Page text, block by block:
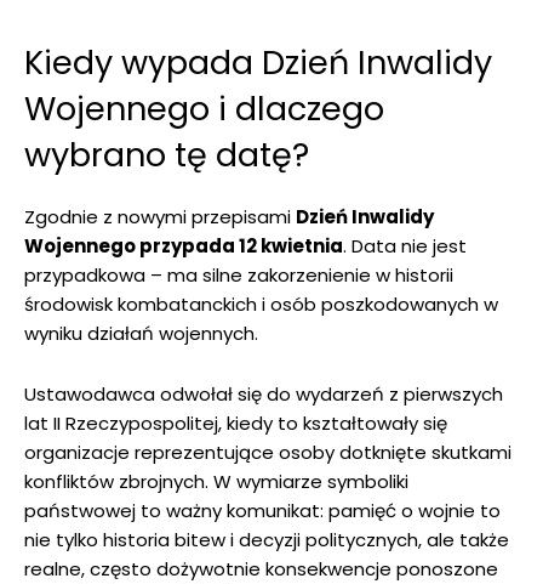
Kiedy wypada Dzień Inwalidy
Wojennego i dlaczego
wybrano tę datę?
Zgodnie z nowymi przepisami Dzień Inwalidy
Wojennego przypada 12 kwietnia. Data nie jest
przypadkowa – ma silne zakorzenienie w historii
środowisk kombatanckich i osób poszkodowanych w
wyniku działań wojennych.
Ustawodawca odwołał się do wydarzeń z pierwszych
lat II Rzeczypospolitej, kiedy to kształtowały się
organizacje reprezentujące osoby dotknięte skutkami
konfliktów zbrojnych. W wymiarze symboliki
państwowej to ważny komunikat: pamięć o wojnie to
nie tylko historia bitew i decyzji politycznych, ale także
realne, często dożywotnie konsekwencje ponoszone